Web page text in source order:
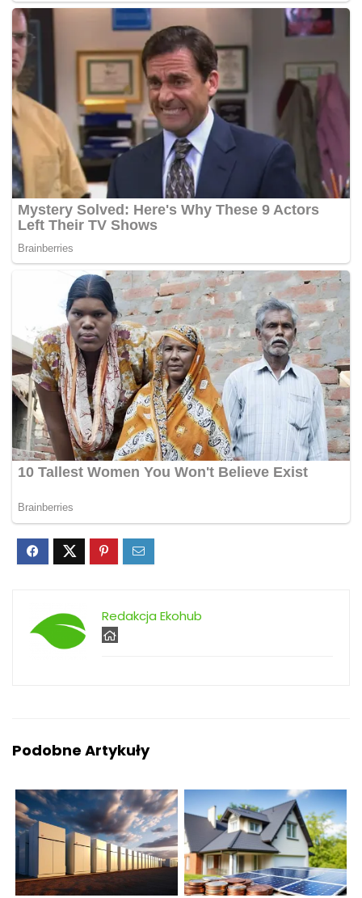
Redakcja Ekohub
Podobne Artykuły